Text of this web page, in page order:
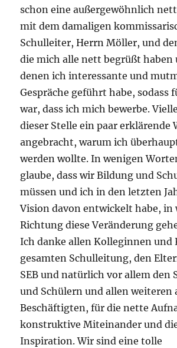
schon eine außergewöhnlich
mit dem damaligen
Schulleiter, Herrn Möller, und
die mich alle nett begrüßt haben
denen ich interessante und
Gespräche geführt habe, sodass
war, dass ich mich bewerbe.
dieser Stelle ein paar erklärende
angebracht, warum ich
werden wollte. In wenigen
glaube, dass wir Bildung und
müssen und ich in den letzten
Vision davon entwickelt habe, in
Richtung diese Veränderung
Ich danke allen Kolleginnen und
gesamten Schulleitung, den
SEB und natürlich vor allem den
und Schülern und allen weiteren
Beschäftigten, für die nette
konstruktive Miteinander und
Inspiration. Wir sind eine tolle